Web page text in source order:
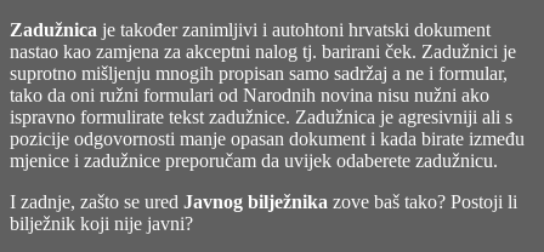
Zadužnica je također zanimljivi i autohtoni hrvatski dokument
nastao kao zamjena za akceptni nalog tj. barirani ček. Zadužnici je
suprotno mišljenju mnogih propisan samo sadržaj a ne i formular,
tako da oni ružni formulari od Narodnih novina nisu nužni ako
ispravno formulirate tekst zadužnice. Zadužnica je agresivniji ali s
pozicije odgovornosti manje opasan dokument i kada birate između
mjenice i zadužnice preporučam da uvijek odaberete zadužnicu.
I zadnje, zašto se ured Javnog bilježnika zove baš tako? Postoji li
bilježnik koji nije javni?